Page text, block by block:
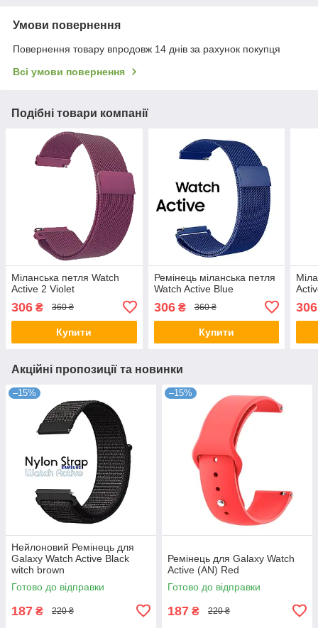
Умови повернення
Повернення товару впродовж 14 днів за рахунок покупця
Всі умови повернення
Подібні товари компанії
Міланська петля Watch
Active 2 Violet
306 ₴ 360 ₴
Купити
Ремінець міланська петля
Watch Active Blue
306₴ 360 ₴
Купити
306
Акційні пропозиції та новинки
–15%
Нейлоновий Ремінець для
Galaxy Watch Active Black
witch brown
Готово до відправки
187 ₴ 220 ₴
–15%
Ремінець для Galaxy Watch
Active (AN) Red
Готово до відправки
187 ₴ 220 ₴